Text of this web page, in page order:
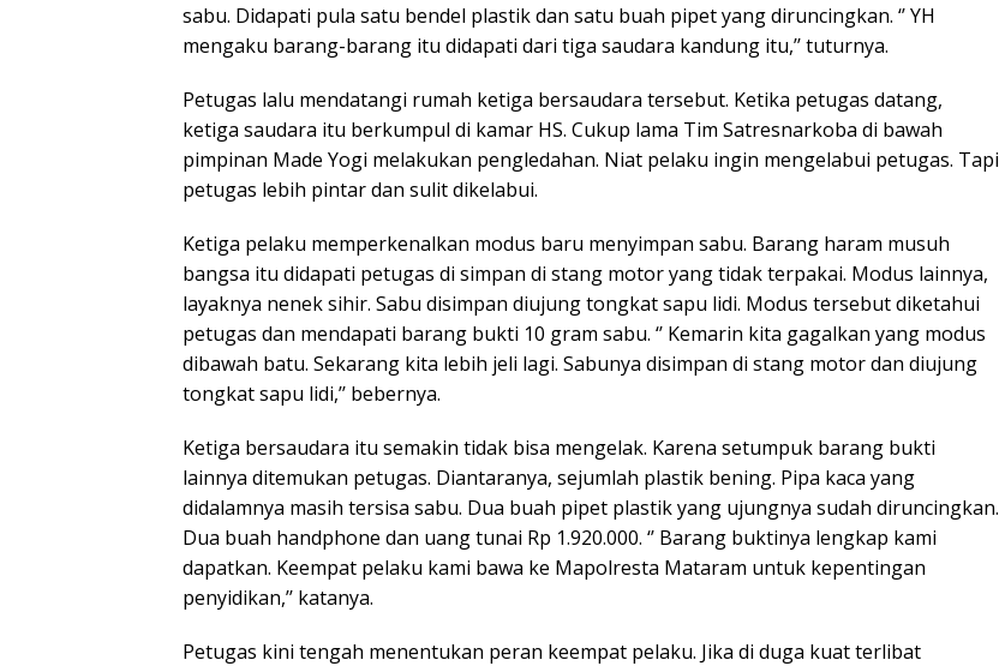
sabu. Didapati pula satu bendel plastik dan satu buah pipet yang diruncingkan. ‘’ YH
mengaku barang-barang itu didapati dari tiga saudara kandung itu,’’ tuturnya.
Petugas lalu mendatangi rumah ketiga bersaudara tersebut. Ketika petugas datang,
ketiga saudara itu berkumpul di kamar HS. Cukup lama Tim Satresnarkoba di bawah
pimpinan Made Yogi melakukan pengledahan. Niat pelaku ingin mengelabui petugas. Tapi
petugas lebih pintar dan sulit dikelabui.
Ketiga pelaku memperkenalkan modus baru menyimpan sabu. Barang haram musuh
bangsa itu didapati petugas di simpan di stang motor yang tidak terpakai. Modus lainnya,
layaknya nenek sihir. Sabu disimpan diujung tongkat sapu lidi. Modus tersebut diketahui
petugas dan mendapati barang bukti 10 gram sabu. ‘’ Kemarin kita gagalkan yang modus
dibawah batu. Sekarang kita lebih jeli lagi. Sabunya disimpan di stang motor dan diujung
tongkat sapu lidi,’’ bebernya.
Ketiga bersaudara itu semakin tidak bisa mengelak. Karena setumpuk barang bukti
lainnya ditemukan petugas. Diantaranya, sejumlah plastik bening. Pipa kaca yang
didalamnya masih tersisa sabu. Dua buah pipet plastik yang ujungnya sudah diruncingkan.
Dua buah handphone dan uang tunai Rp 1.920.000. ‘’ Barang buktinya lengkap kami
dapatkan. Keempat pelaku kami bawa ke Mapolresta Mataram untuk kepentingan
penyidikan,’’ katanya.
Petugas kini tengah menentukan peran keempat pelaku. Jika di duga kuat terlibat